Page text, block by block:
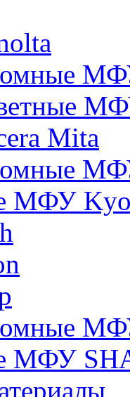
Mita
МФУ
МФУ